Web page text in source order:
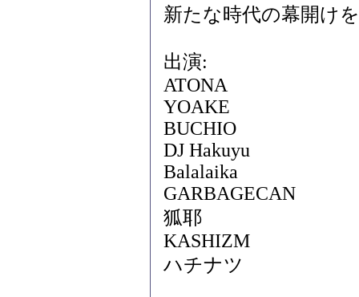
新たな時代の幕開け
出演:
ATONA
YOAKE
BUCHIO
DJ Hakuyu
Balalaika
GARBAGECAN
狐耶
KASHIZM
ハチナツ